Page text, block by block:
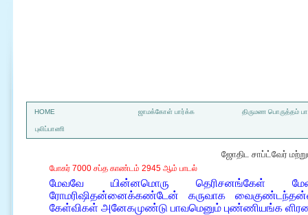
HOME ஜாமக்கோள் பார்க்க திருமண பொருத்தம்
புலிப்பாணி
ஜோதிட சாப்ட்வேர்
போகர் 7000 சப்த காண்டம் 2945 ஆம் பாடல்
மேவவே யின்னமொரு தெரிசனங்கேள்
ரோமரிஷிதன்னைக்கண்டேன் கருவாக
கேள்விகள் அனேகமுண்டு பாவமெனும் புண்ணியங்க